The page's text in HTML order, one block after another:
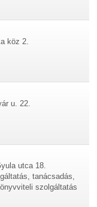
köz 2.
u. 22.
utca 18.
tanácsadás,
szolgáltatás